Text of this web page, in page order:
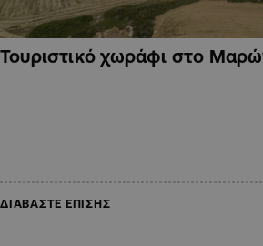
Τουριστικό χωράφι στο
ΔΙΑΒΑΣΤΕ ΕΠΙΣΗΣ